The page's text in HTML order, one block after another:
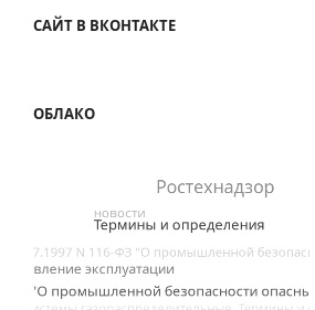
САЙТ В ВКОНТАКТЕ
ОБЛАКО